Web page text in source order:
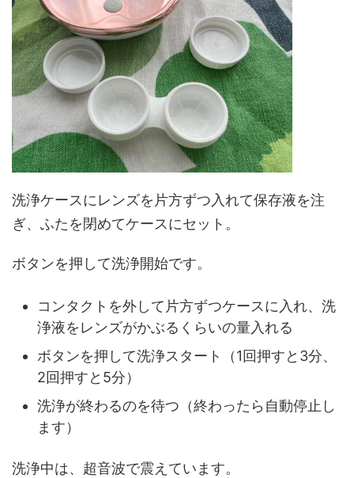
洗浄ケースにレンズを片方ずつ入れて保存液を注
ぎ、ふたを閉めてケースにセット。
ボタンを押して洗浄開始です。
コンタクトを外して片方ずつケースに入れ、洗
浄液をレンズがかぶるくらいの量入れる
ボタンを押して洗浄スタート（1回押すと3分、
2回押すと5分）
洗浄が終わるのを待つ（終わったら自動停止し
ます）
洗浄中は、超音波で震えています。